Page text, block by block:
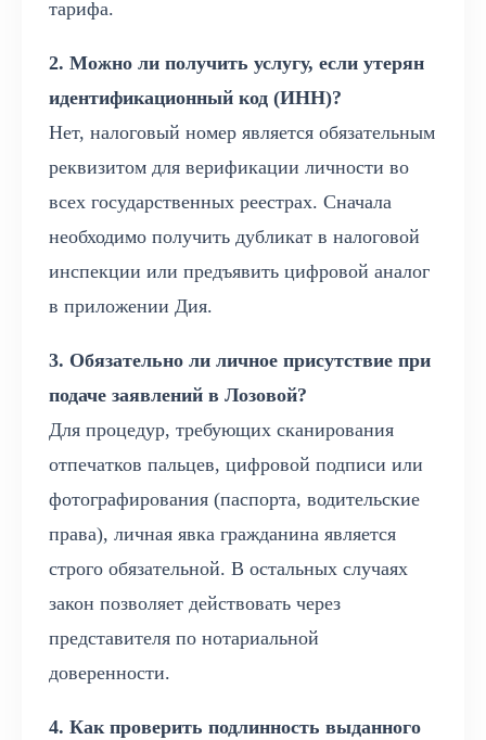
тарифа.
2. Можно ли получить услугу, если утерян
идентификационный код (ИНН)?
Нет, налоговый номер является обязательным
реквизитом для верификации личности во
всех государственных реестрах. Сначала
необходимо получить дубликат в налоговой
инспекции или предъявить цифровой аналог
в приложении Дия.
3. Обязательно ли личное присутствие при
подаче заявлений в Лозовой?
Для процедур, требующих сканирования
отпечатков пальцев, цифровой подписи или
фотографирования (паспорта, водительские
права), личная явка гражданина является
строго обязательной. В остальных случаях
закон позволяет действовать через
представителя по нотариальной
доверенности.
4. Как проверить подлинность выданного